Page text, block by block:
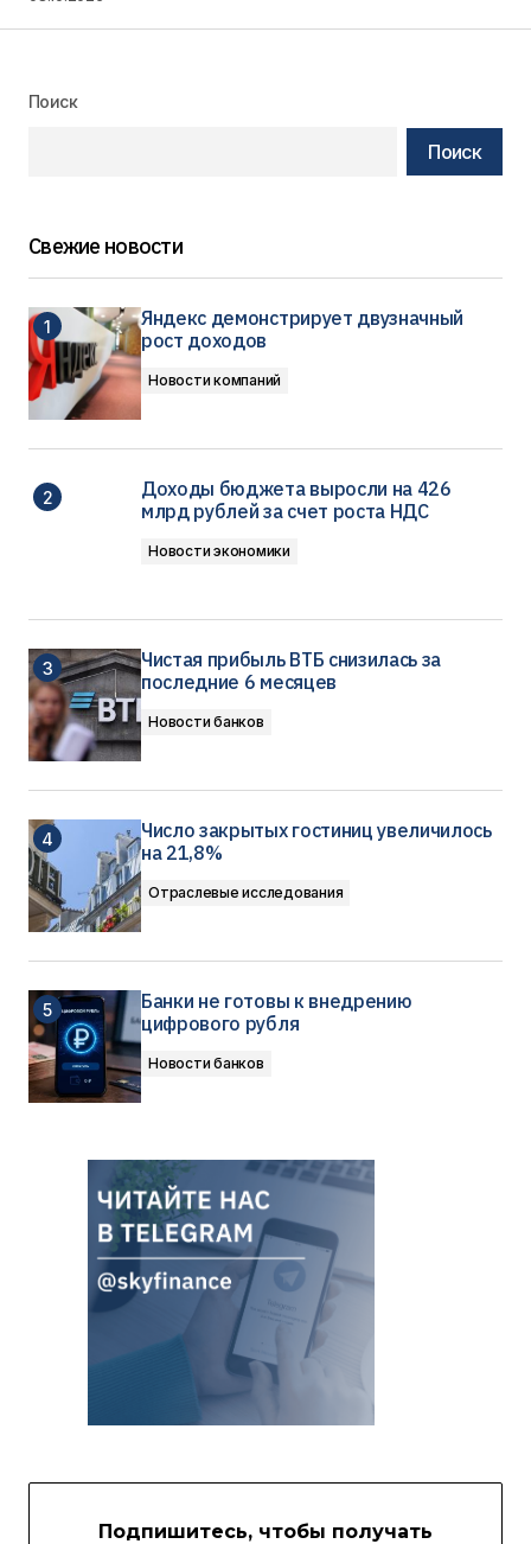
Поиск
Поиск
Свежие новости
Яндекс демонстрирует двузначный
рост доходов
Новости компаний
Доходы бюджета выросли на 426
млрд рублей за счет роста НДС
Новости экономики
Чистая прибыль ВТБ снизилась за
последние 6 месяцев
Новости банков
Число закрытых гостиниц увеличилось
на 21,8%
Отраслевые исследования
Банки не готовы к внедрению
цифрового рубля
Новости банков
Подпишитесь, чтобы получать